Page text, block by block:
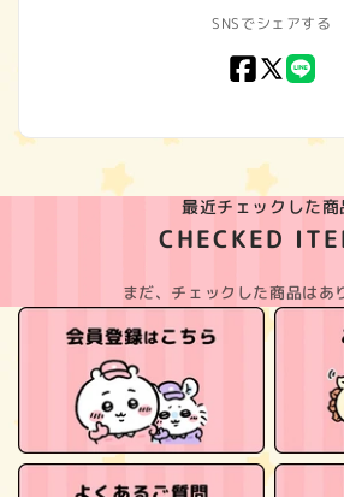
SNSでシェアする
Facebook
X
最近チェックした商
CHECKED
まだ、チェックした商品はあ